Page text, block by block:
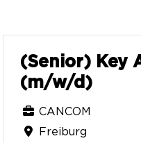
(Senior) Key
(m/w/d)
CANCOM
Freiburg